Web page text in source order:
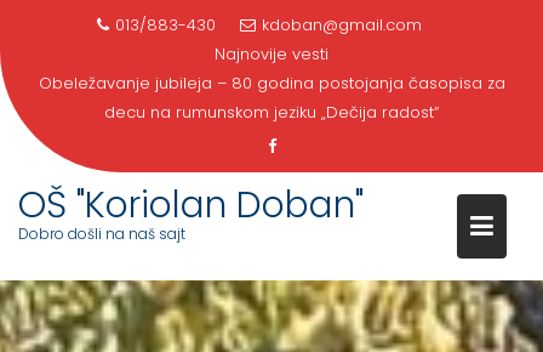
i
p
t
e
n
013/883-430
kdoban@gmail.com
Najnovije vesti
Obeležavanje jubileja – 80 godina postojanja časopisa za
decu na rumunskom jeziku „Dečija radost“
OŠ "Koriolan Doban"
Dobro došli na naš sajt